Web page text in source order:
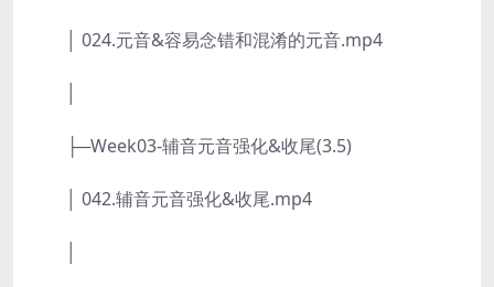
│ 024.元音&容易念错和混淆的元音.mp4
├─Week03-辅音元音强化&收尾(3.5)
│ 042.辅音元音强化&收尾.mp4